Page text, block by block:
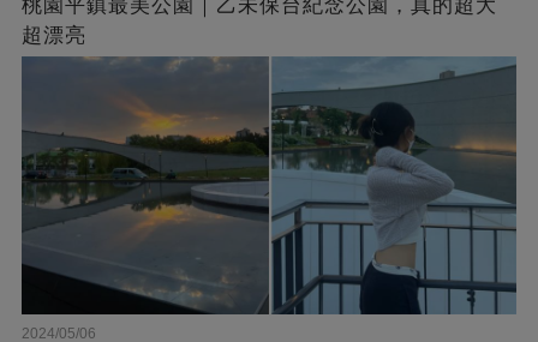
桃園平鎮最美公園｜乙未保台紀念公園，真的超大
超漂亮
2024/05/06